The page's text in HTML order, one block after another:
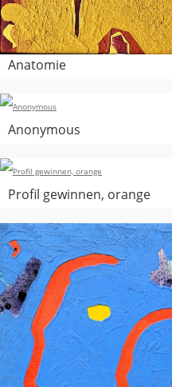
Anatomie
Anonymous
Profil gewinnen, orange